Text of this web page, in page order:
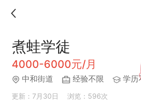
煮蛙学徒
4000-6000元/月
中和街道 经验不限 学历
更新：7月30日 浏览：596次